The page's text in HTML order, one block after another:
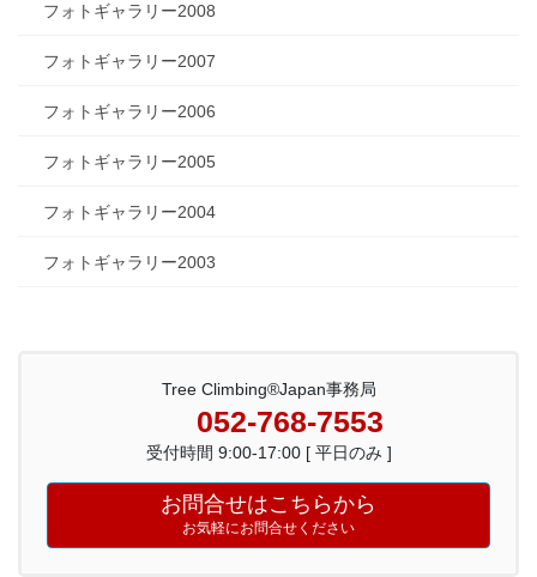
フォトギャラリー2008
フォトギャラリー2007
フォトギャラリー2006
フォトギャラリー2005
フォトギャラリー2004
フォトギャラリー2003
Tree Climbing®Japan事務局
052-768-7553
受付時間 9:00-17:00 [ 平日のみ ]
お問合せはこちらから
お気軽にお問合せください